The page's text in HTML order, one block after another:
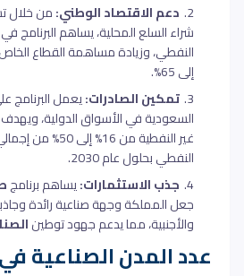
دعم الاقتصاد الوطني:من خلال
شراء السلع المحلية، يساهم البرنامج في
إلى 65%.
تمكين الصادرات:يعمل البرنامج
السعودية في الأسواق الدولية،
غير النفطية من 16%
النفطي بحلول عام 2030.
جذب الاستثمارات:يساهم برنامج
جعل المملكة وجهة صناعية رائدة
والأجنبية، مما يدعم جهود توطين
عدد المدن الصناعية